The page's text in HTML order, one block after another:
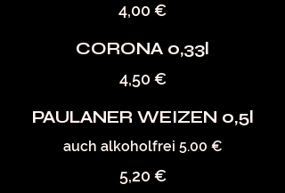
4,00 €
CORONA 0,33l
4,50 €
PAULANER WEIZEN 0,5l
auch alkoholfrei 5.00 €
5,20 €